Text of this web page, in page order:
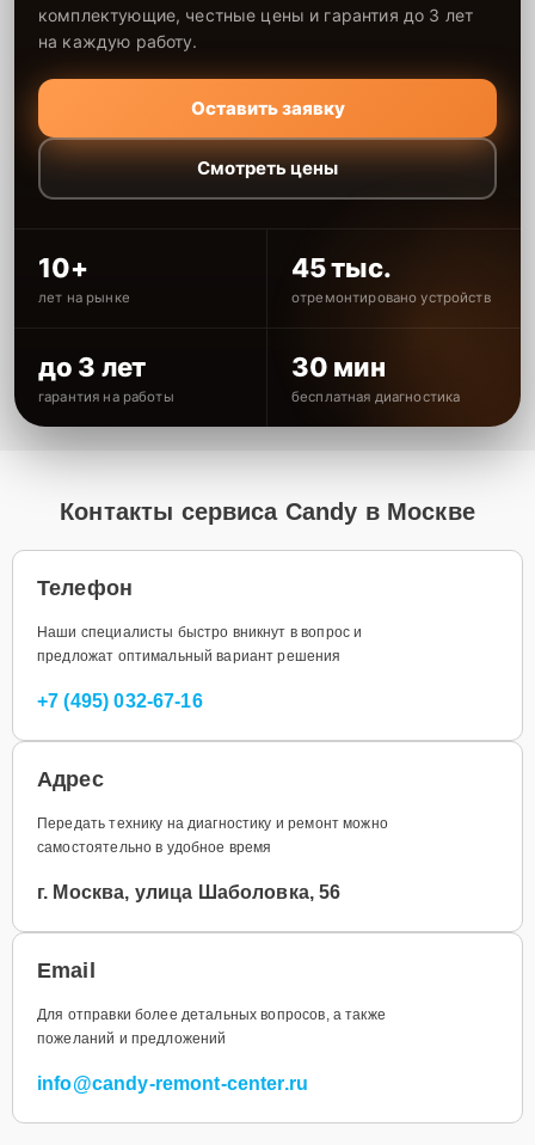
комплектующие, честные цены и гарантия до 3 лет
на каждую работу.
Оставить заявку
Смотреть цены
10+
лет на рынке
45 тыс.
отремонтировано устройств
до 3 лет
гарантия на работы
30 мин
бесплатная диагностика
Контакты сервиса Candy в Москве
Телефон
Наши специалисты быстро вникнут в вопрос и
предложат оптимальный вариант решения
+7 (495) 032-67-16
Адрес
Передать технику на диагностику и ремонт можно
самостоятельно в удобное время
г. Москва, улица Шаболовка, 56
Email
Для отправки более детальных вопросов, а также
пожеланий и предложений
info@candy-remont-center.ru